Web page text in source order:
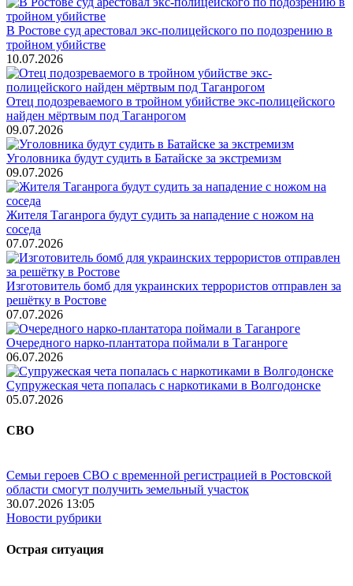
В Ростове суд арестовал экс-полицейского по подозрению в
тройном убийстве
10.07.2026
Отец подозреваемого в тройном убийстве экс-полицейского
найден мёртвым под Таганрогом
09.07.2026
Уголовника будут судить в Батайске за экстремизм
09.07.2026
Жителя Таганрога будут судить за нападение с ножом на
соседа
07.07.2026
Изготовитель бомб для украинских террористов отправлен за
решётку в Ростове
07.07.2026
Очередного нарко-плантатора поймали в Таганроге
06.07.2026
Супружеская чета попалась с наркотиками в Волгодонске
05.07.2026
СВО
Семьи героев СВО с временной регистрацией в Ростовской
области смогут получить земельный участок
30.07.2026 13:05
Новости рубрики
Острая ситуация